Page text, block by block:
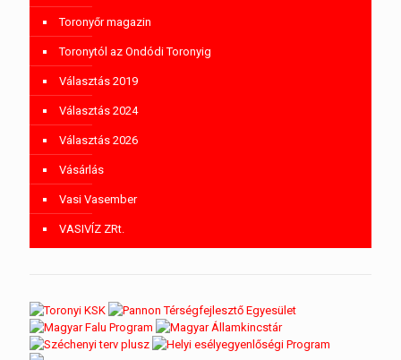
Toronyőr magazin
Toronytól az Ondódi Toronyig
Választás 2019
Választás 2024
Választás 2026
Vásárlás
Vasi Vasember
VASIVÍZ ZRt.